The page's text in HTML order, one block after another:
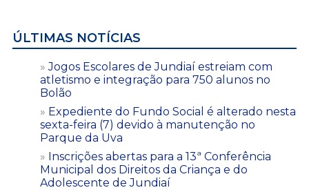
ÚLTIMAS NOTÍCIAS
Jogos Escolares de Jundiaí estreiam com
atletismo e integração para 750 alunos no
Bolão
Expediente do Fundo Social é alterado nesta
sexta-feira (7) devido à manutenção no
Parque da Uva
Inscrições abertas para a 13ª Conferência
Municipal dos Direitos da Criança e do
Adolescente de Jundiaí